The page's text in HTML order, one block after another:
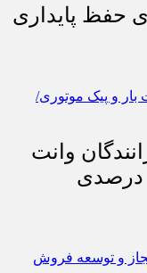
حفظ پایداری
وانت
بار و پیک موتوری/ کاهش ۵۰ درصدی